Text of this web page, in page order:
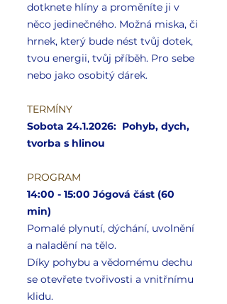
dotknete hlíny a proměníte ji v
něco jedinečného. Možná miska, či
hrnek, který bude nést tvůj dotek,
tvou energii, tvůj příběh. Pro sebe
nebo jako osobitý dárek.
TERMÍNY
Sobota 24.1.2026: Pohyb, dych,
tvorba s hlinou
PROGRAM
14:00 - 15:00 Jógová část (60
min)
Pomalé plynutí, dýchání, uvolnění
a naladění na tělo.
Díky pohybu a vědomému dechu
se otevřete tvořivosti a vnitřnímu
klidu.